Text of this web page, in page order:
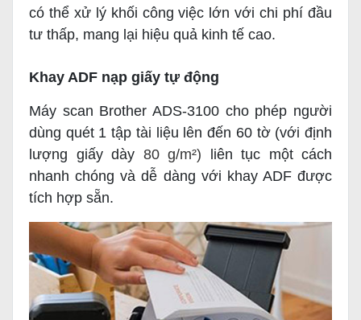
có thể xử lý khối công việc lớn với chi phí đầu
tư thấp, mang lại hiệu quả kinh tế cao.
Khay ADF nạp giấy tự động
Máy scan Brother ADS-3100 cho phép người
dùng quét 1 tập tài liệu lên đến 60 tờ (với định
lượng giấy dày 80 g/m²) liên tục một cách
nhanh chóng và dễ dàng với khay ADF được
tích hợp sẵn.